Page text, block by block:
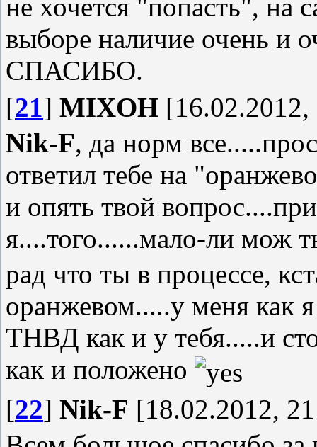
не хочется "попасть", на
выборе наличие очень и
СПАСИБО.
[21] MIXOH
Nik-F, да норм
ответил тебе на
и опять твой
я....того......мало-ли мож
рад что ты в процессе,
оранжевом.....у меня как
ТНВД как и у тебя.....и
как и положено
[22] Nik-F [18.02.2012,